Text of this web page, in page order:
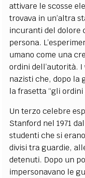
attivare le scosse
trovava in un’altra
incuranti del dolore
persona.
umano come una
ordini dell’autorità.
nazisti che, dopo la
la frasetta “gli ordini
Un terzo celebre
Stanford nel 1971
studenti che si
divisi tra guardie,
detenuti. Dopo un
impersonavano le